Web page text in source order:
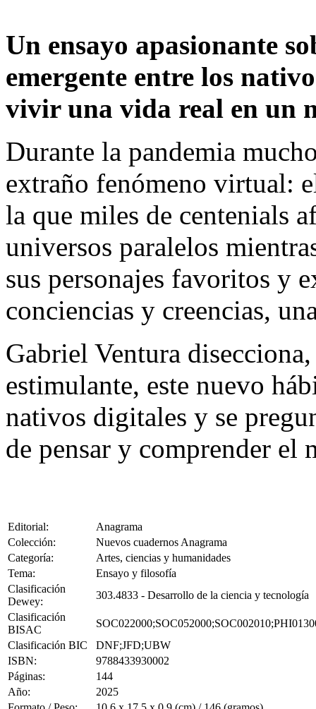
Un ensayo apasionante
emergente entre los
vivir una vida real en un
Durante la pandemia
extraño fenómeno virtual:
la que miles de centenials
universos paralelos
sus personajes favoritos y
conciencias y creencias,
Gabriel Ventura
estimulante, este nuevo
nativos digitales y se
de pensar y comprender el
Editorial:
Anagrama
Colección:
Nuevos cuadernos Anagrama
Categoría:
Artes, ciencias y humanidades
Tema:
Ensayo y filosofía
Clasificación
Dewey:
303.4833 - Desarrollo de la ciencia y tecnología
Clasificación
BISAC
Clasificación BIC
DNF;JFD;UBW
ISBN:
9788433930002
Páginas:
144
Año:
2025